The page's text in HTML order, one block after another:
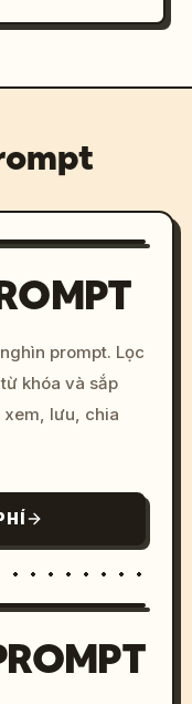
prompt. Lọc
khóa và sắp
lưu, chia